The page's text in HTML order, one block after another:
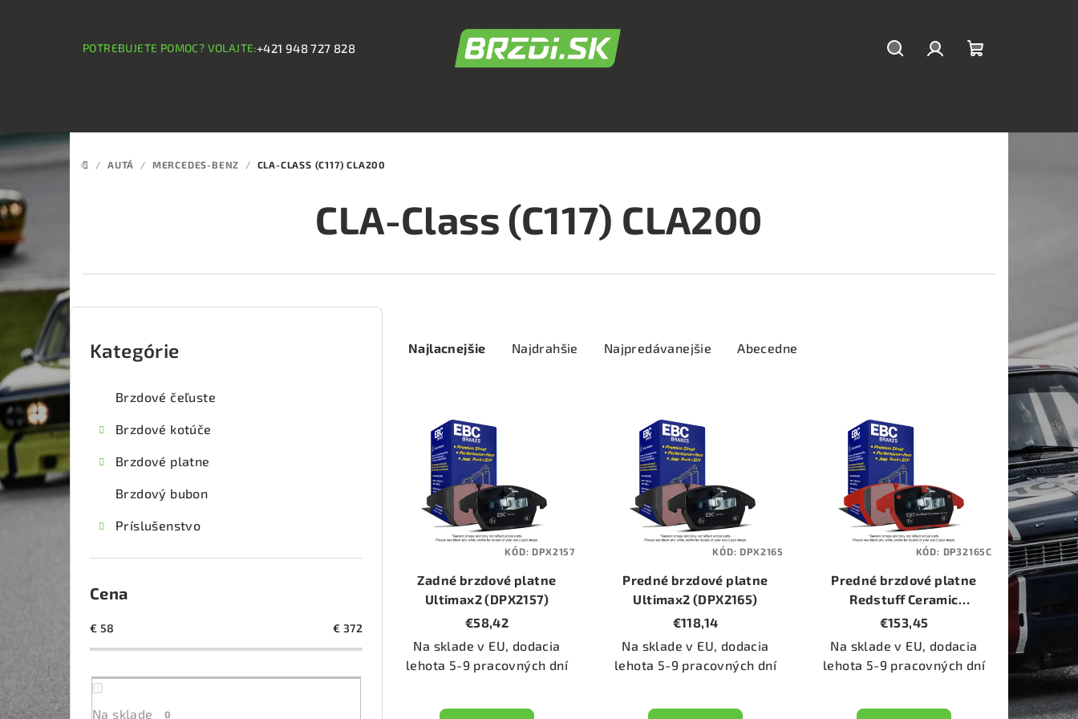
POTREBUJETE POMOC? VOLAJTE:+421 948 727 828
DOMOV
/ AUTÁ / MERCEDES-BENZ / CLA-CLASS (C117) CLA200
CLA-Class (C117) CLA200
B
o
č
ý
p
a
Preskočiť
kategórie
Kategórie
Brzdové čeľuste
Brzdové kotúče
Brzdové platne
Brzdový bubon
Príslušenstvo
Cena
€ 58 € 372
Na sklade 0
a
u
Najlacnejšie Najdrahšie Najpredávanejšie Abecedne
d
Zadné brzdové platne
Ultimax2 (DPX2157)
€58,42
Na sklade v EU, dodacia
lehota 5-9 pracovných dní
KÓD:DPX2157
Predné brzdové platne
Ultimax2 (DPX2165)
€118,14
Na sklade v EU, dodacia
lehota 5-9 pracovných dní
KÓD:DPX2165
Predné brzdové platne
Redstuff Ceramic
(DP32165C)
€153,45
Na sklade v EU, dodacia
lehota 5-9 pracovných dní
KÓD: DP32165C